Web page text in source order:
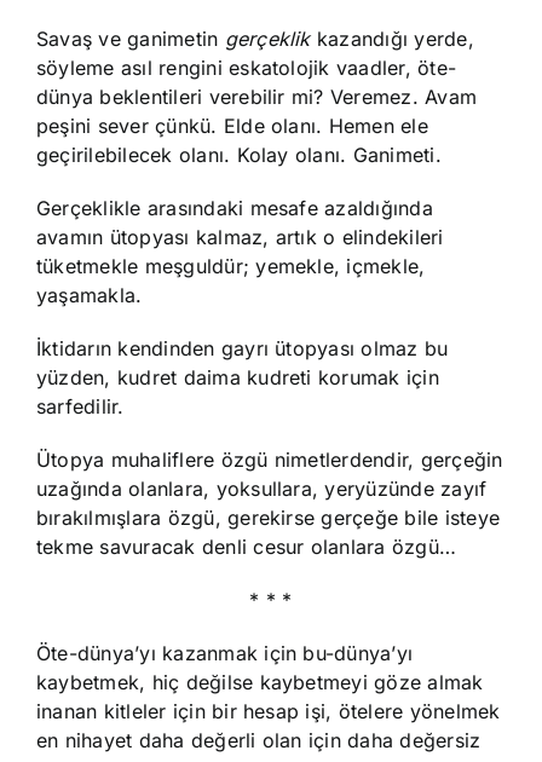
Savaş ve ganimetin gerçeklikkazandığı yerde,
söyleme asıl rengini eskatolojik vaadler, öte-
dünya beklentileri verebilir mi? Veremez. Avam
peşini sever çünkü. Elde olanı. Hemen ele
geçirilebilecek olanı. Kolay olanı. Ganimeti.
Gerçeklikle arasındaki mesafe azaldığında
avamın ütopyası kalmaz, artık o elindekileri
tüketmekle meşguldür; yemekle, içmekle,
yaşamakla.
İktidarın kendinden gayrı ütopyası olmaz bu
yüzden, kudret daima kudreti korumak için
sarfedilir.
Ütopya muhaliflere özgü nimetlerdendir, gerçeğin
uzağında olanlara, yoksullara, yeryüzünde zayıf
bırakılmışlara özgü, gerekirse gerçeğe bile isteye
tekme savuracak denli cesur olanlara özgü…
* * *
Öte-dünya’yı kazanmak için bu-dünya’yı
kaybetmek, hiç değilse kaybetmeyi göze almak
inanan kitleler için bir hesap işi, ötelere yönelmek
en nihayet daha değerli olan için daha değersiz